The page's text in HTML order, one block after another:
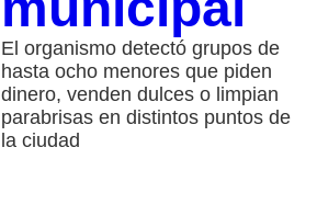
El organismo detectó grupos de
hasta ocho menores que piden
dinero, venden dulces o limpian
parabrisas en distintos puntos de
la ciudad